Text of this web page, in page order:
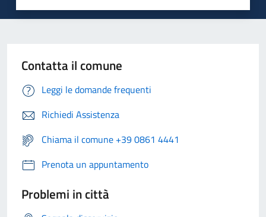
Contatta il comune
Leggi le domande frequenti
Richiedi Assistenza
Chiama il comune +39 0861 4441
Prenota un appuntamento
Problemi in città